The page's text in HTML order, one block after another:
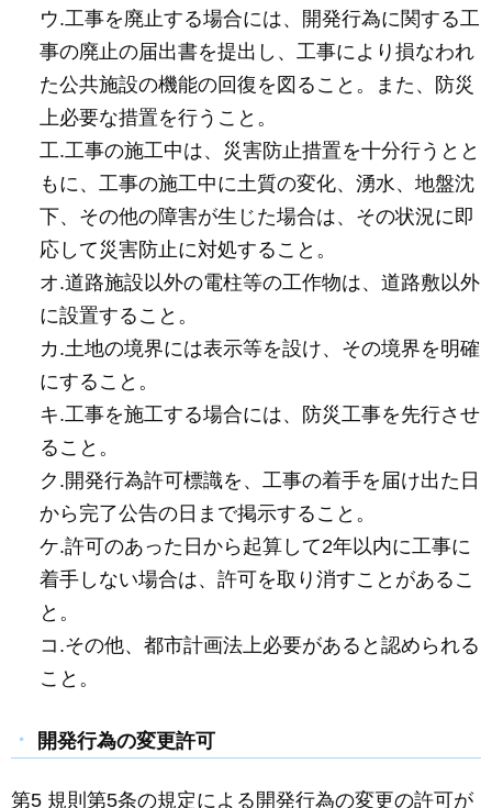
ウ.工事を廃止する場合には、開発行為に関する工
事の廃止の届出書を提出し、工事により損なわれ
た公共施設の機能の回復を図ること。また、防災
上必要な措置を行うこと。
工.工事の施工中は、災害防止措置を十分行うとと
もに、工事の施工中に土質の変化、湧水、地盤沈
下、その他の障害が生じた場合は、その状況に即
応して災害防止に対処すること。
オ.道路施設以外の電柱等の工作物は、道路敷以外
に設置すること。
カ.土地の境界には表示等を設け、その境界を明確
にすること。
キ.工事を施工する場合には、防災工事を先行させ
ること。
ク.開発行為許可標識を、工事の着手を届け出た日
から完了公告の日まで掲示すること。
ケ.許可のあった日から起算して2年以内に工事に
着手しない場合は、許可を取り消すことがあるこ
と。
コ.その他、都市計画法上必要があると認められる
こと。
開発行為の変更許可
第5 規則第5条の規定による開発行為の変更の許可が